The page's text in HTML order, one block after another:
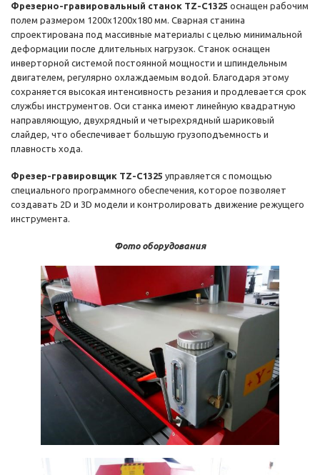
Фрезерно-гравировальный станок TZ-C1325 оснащен рабочим
полем размером 1200х1200х180 мм. Сварная станина
спроектирована под массивные материалы с целью минимальной
деформации после длительных нагрузок. Станок оснащен
инверторной системой постоянной мощности и шпиндельным
двигателем, регулярно охлаждаемым водой. Благодаря этому
сохраняется высокая интенсивность резания и продлевается срок
службы инструментов. Оси станка имеют линейную квадратную
направляющую, двухрядный и четырехрядный шариковый
слайдер, что обеспечивает большую грузоподъемность и
плавность хода.
Фрезер-гравировщик TZ-C1325 управляется с помощью
специального программного обеспечения, которое позволяет
создавать 2D и 3D модели и контролировать движение режущего
инструмента.
Фото оборудования